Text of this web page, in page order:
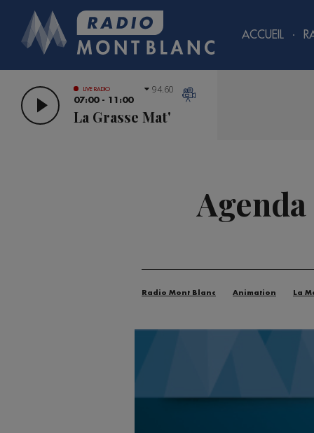
ACCUEIL
LIVE RADIO
07:00 - 11:00
La Grasse Mat'
94.60
Radio Mont Blanc Animation La